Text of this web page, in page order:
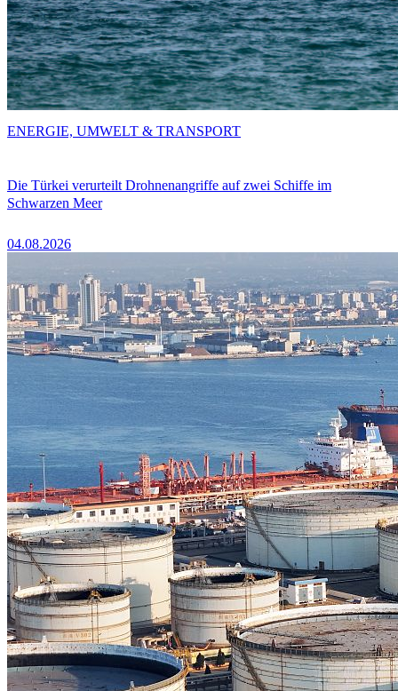
Die Türkei verurteilt Drohnenangriffe auf zwei Schiffe im
Schwarzen Meer
04.08.2026
ENERGIE, UMWELT & TRANSPORT